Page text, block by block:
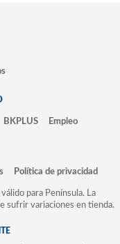
BKPLUS Empleo
Política de privacidad
para Península. La
sufrir variaciones en tienda.